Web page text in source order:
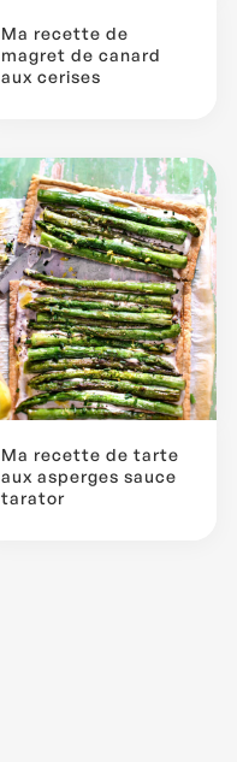
Ma recette de
magret de canard
aux cerises
Ma recette de tarte
aux asperges sauce
tarator